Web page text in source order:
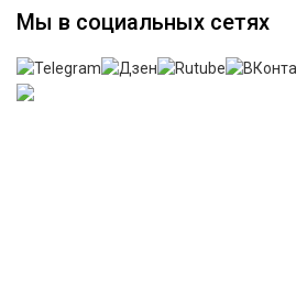
Мы в социальных сетях